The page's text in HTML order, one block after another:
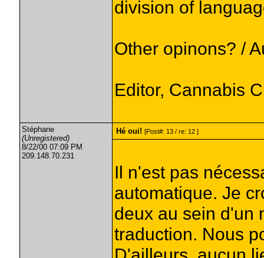
division of
Other opinons? /
Editor, Cannabis
Stéphane
(Unregistered)
8/22/00 07:09 PM
209.148.70.231
Hé oui! [Post#: 13 / re: 12 ]
Il n'est pas
automatique. Je
deux au sein d'un
traduction. Nous